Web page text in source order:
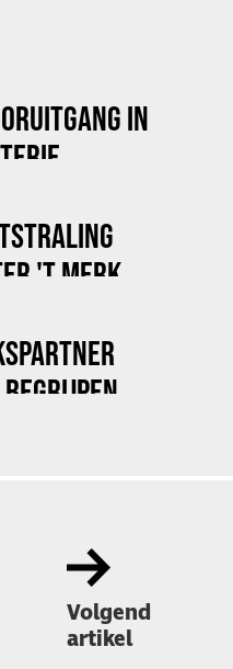
IN
'T MERK
Volgend
artikel